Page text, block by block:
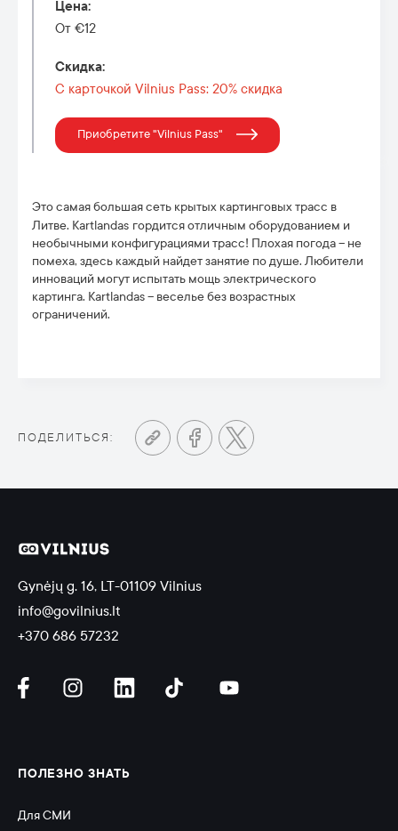
Это самая большая сеть крытых картинговых трасс в
Литве. Kartlandas гордится отличным оборудованием и
необычными конфигурациями трасс! Плохая погода – не
помеха, здесь каждый найдет занятие по душе. Любители
инноваций могут испытать мощь электрического
картинга. Kartlandas – веселье без возрастных
ограничений.
Цена:
От €12
Cкидка:
С карточкой Vilnius Pass: 20% скидка
Приобретите "Vilnius Pass"
ПОДЕЛИТЬСЯ:
Gynėjų g. 16, LT-01109 Vilnius
info@govilnius.lt
+370 686 57232
ПОЛЕЗНО ЗНАТЬ
Для СМИ